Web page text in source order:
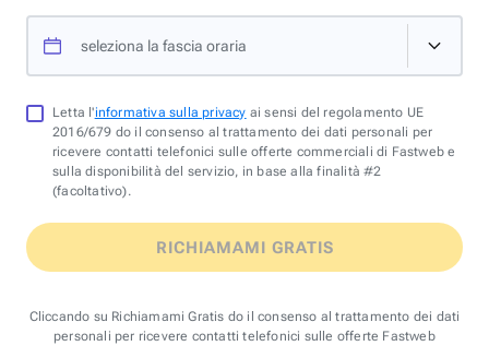
seleziona la fascia oraria
Letta l'informativa sulla privacy ai sensi del regolamento UE
2016/679 do il consenso al trattamento dei dati personali per
ricevere contatti telefonici sulle offerte commerciali di Fastweb e
sulla disponibilità del servizio, in base alla finalità #2
(facoltativo).
RICHIAMAMI GRATIS
Cliccando su Richiamami Gratis do il consenso al trattamento dei dati
personali per ricevere contatti telefonici sulle offerte Fastweb